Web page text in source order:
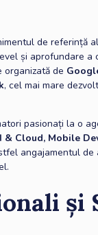
de referință
și aprofundare a
de
, cel mai mare
pasionați la o
& Cloud, Mobile
angajamentul
și